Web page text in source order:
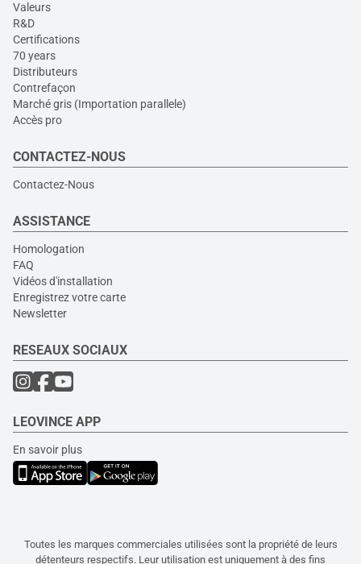
Valeurs
R&D
Certifications
70 years
Distributeurs
Contrefaçon
Marché gris (Importation parallele)
Accès pro
CONTACTEZ-NOUS
Contactez-Nous
ASSISTANCE
Homologation
FAQ
Vidéos d'installation
Enregistrez votre carte
Newsletter
RESEAUX SOCIAUX
LEOVINCE APP
En savoir plus
Toutes les marques commerciales utilisées sont la propriété de leurs
détenteurs respectifs. Leur utilisation est uniquement à des fins